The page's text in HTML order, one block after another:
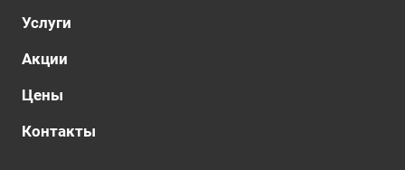
Услуги
Акции
Цены
Контакты